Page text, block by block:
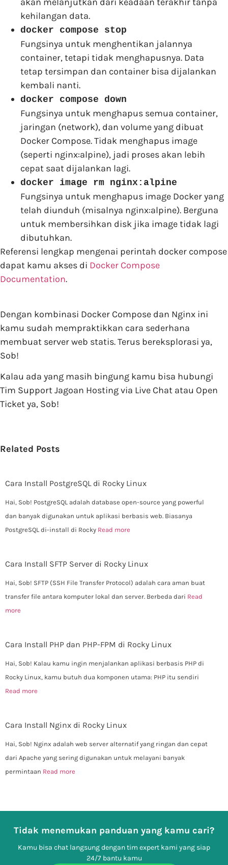
kehilangan data.
docker compose stop
Fungsinya untuk menghentikan jalannya
container, tetapi tidak menghapusnya. Data
tetap tersimpan dan container bisa dijalankan
kembali nanti.
docker compose down
Fungsinya untuk menghapus semua container,
jaringan (network), dan volume yang dibuat
Docker Compose. Tidak menghapus image
(seperti nginx:alpine), jadi proses akan lebih
cepat saat dijalankan lagi.
docker image rm nginx:alpine
Fungsinya untuk menghapus image Docker yang
telah diunduh (misalnya nginx:alpine). Berguna
untuk membersihkan disk jika image tidak lagi
dibutuhkan.
Referensi lengkap mengenai perintah docker compose
dapat kamu akses di Docker Compose
Documentation.
Dengan kombinasi Docker Compose dan Nginx ini
kamu sudah mempraktikkan cara sederhana
membuat server web statis. Terus bereksplorasi ya,
Sob!
Kalau ada yang masih bingung kamu bisa hubungi
Tim Support Jagoan Hosting via Live Chat atau Open
Ticket ya, Sob!
Related Posts
Cara Install PostgreSQL di Rocky Linux
Hai, Sob! PostgreSQL adalah database open-source yang powerful
dan banyak digunakan untuk aplikasi berbasis web. Biasanya
PostgreSQL di-install di Rocky Read more
Cara Install SFTP Server di Rocky Linux
Hai, Sob! SFTP (SSH File Transfer Protocol) adalah cara aman buat
transfer file antara komputer lokal dan server. Berbeda dari Read
more
Cara Install PHP dan PHP-FPM di Rocky Linux
Hai, Sob! Kalau kamu ingin menjalankan aplikasi berbasis PHP di
Rocky Linux, kamu butuh dua komponen utama: PHP itu sendiri
Read more
Cara Install Nginx di Rocky Linux
Hai, Sob! Nginx adalah web server alternatif yang ringan dan cepat
dari Apache yang sering digunakan untuk melayani banyak
permintaan Read more
Tidak menemukan panduan yang kamu cari?
Kamu bisa chat langsung dengan tim expert kami yang siap
24/7 bantu kamu